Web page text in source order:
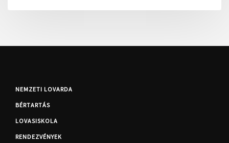
NEMZETI LOVARDA
BÉRTARTÁS
LOVASISKOLA
RENDEZVÉNYEK